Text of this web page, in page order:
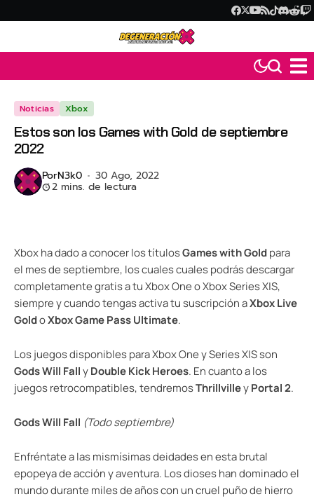
Noticias Xbox
Estos son los Games with Gold de septiembre
2022
PorN3k0 30 Ago, 2022
2 mins. de lectura
Xbox ha dado a conocer los títulosGames with Goldpara
el mes de septiembre, los cuales cuales podrás descargar
completamente gratis a tu Xbox One o Xbox Series X|S,
siempre y cuando tengas activa tu suscripción aXbox Live
GoldoXbox Game Pass Ultimate.
Los juegos disponibles para Xbox One y Series X|S son
Gods Will FallyDouble Kick Heroes. En cuanto a los
juegos retrocompatibles, tendremosThrillvilleyPortal 2.
Gods Will Fall (Todo septiembre)
Enfréntate a las mismísimas deidades en esta brutal
epopeya de acción y aventura. Los dioses han dominado el
mundo durante miles de años con un cruel puño de hierro